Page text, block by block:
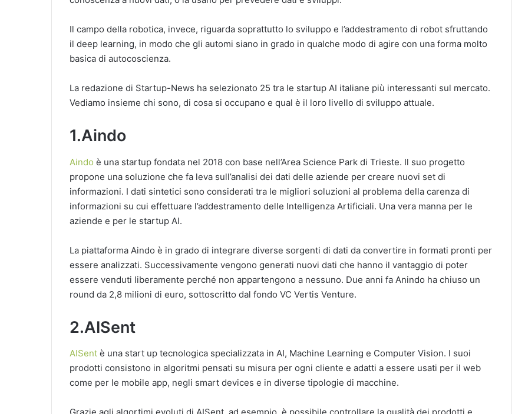
Il campo della robotica, invece, riguarda soprattutto lo sviluppo e l’addestramento di robot sfruttando
il deep learning, in modo che gli automi siano in grado in qualche modo di agire con una forma molto
basica di autocoscienza.
La redazione di Startup-News ha selezionato 25 tra le startup AI italiane più interessanti sul mercato.
Vediamo insieme chi sono, di cosa si occupano e qual è il loro livello di sviluppo attuale.
1.Aindo
Aindo è una startup fondata nel 2018 con base nell’Area Science Park di Trieste. Il suo progetto
propone una soluzione che fa leva sull’analisi dei dati delle aziende per creare nuovi set di
informazioni. I dati sintetici sono considerati tra le migliori soluzioni al problema della carenza di
informazioni su cui effettuare l’addestramento delle Intelligenza Artificiali. Una vera manna per le
aziende e per le startup AI.
La piattaforma Aindo è in grado di integrare diverse sorgenti di dati da convertire in formati pronti per
essere analizzati. Successivamente vengono generati nuovi dati che hanno il vantaggio di poter
essere venduti liberamente perché non appartengono a nessuno. Due anni fa Anindo ha chiuso un
round da 2,8 milioni di euro, sottoscritto dal fondo VC Vertis Venture.
2.AISent
AISent è una start up tecnologica specializzata in AI, Machine Learning e Computer Vision. I suoi
prodotti consistono in algoritmi pensati su misura per ogni cliente e adatti a essere usati per il web
come per le mobile app, negli smart devices e in diverse tipologie di macchine.